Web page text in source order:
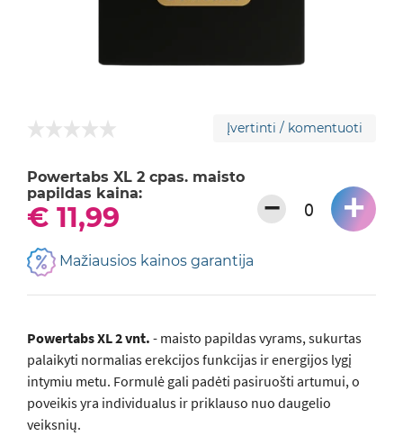
Įvertinti / komentuoti
Powertabs XL 2 cpas. maisto
papildas kaina:
€ 11,99 − +
Mažiausios kainos garantija
Powertabs XL 2 vnt. - maisto papildas vyrams, sukurtas
palaikyti normalias erekcijos funkcijas ir energijos lygį
intymiu metu. Formulė gali padėti pasiruošti artumui, o
poveikis yra individualus ir priklauso nuo daugelio
veiksnių.